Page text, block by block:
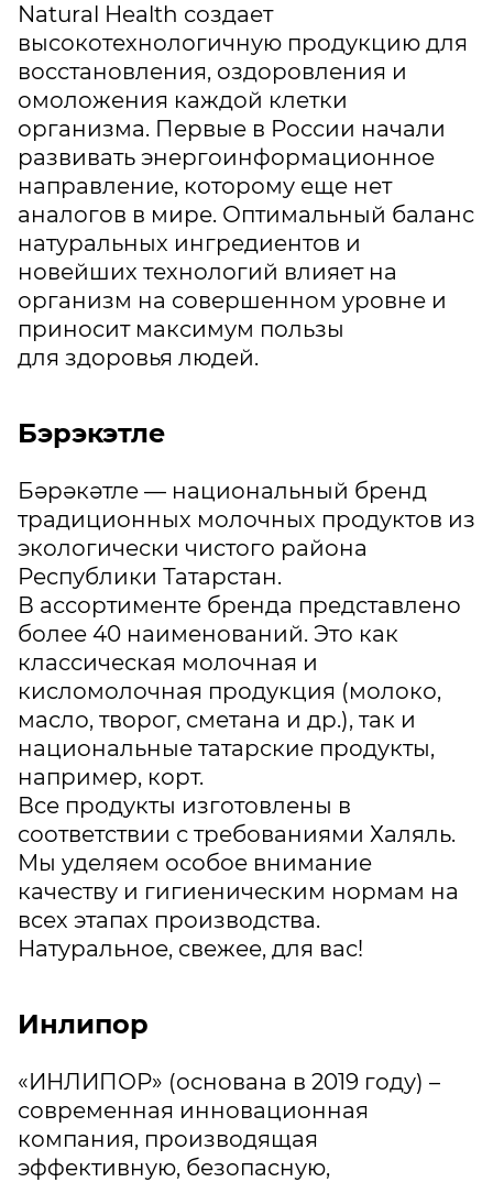
Natural Health создает
высокотехнологичную продукцию для
восстановления, оздоровления и
омоложения каждой клетки
организма. Первые в России начали
развивать энергоинформационное
направление, которому еще нет
аналогов в мире. Оптимальный баланс
натуральных ингредиентов и
новейших технологий влияет на
организм на совершенном уровне и
приносит максимум пользы
для здоровья людей.
Бэрэкэтле
Бәрәкәтле — национальный бренд
традиционных молочных продуктов из
экологически чистого района
Республики Татарстан.
В ассортименте бренда представлено
более 40 наименований. Это как
классическая молочная и
кисломолочная продукция (молоко,
масло, творог, сметана и др.), так и
национальные татарские продукты,
например, корт.
Все продукты изготовлены в
соответствии с требованиями Халяль.
Мы уделяем особое внимание
качеству и гигиеническим нормам на
всех этапах производства.
Натуральное, свежее, для вас!
Инлипор
«ИНЛИПОР» (основана в 2019 году) –
современная инновационная
компания, производящая
эффективную, безопасную,